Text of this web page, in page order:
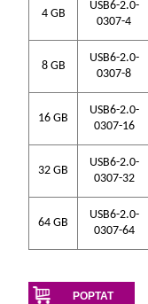
4 GB
USB6-2.0-
0307-4
8 GB
USB6-2.0-
0307-8
16 GB
USB6-2.0-
0307-16
32 GB
USB6-2.0-
0307-32
64 GB
USB6-2.0-
0307-64
POPTAT